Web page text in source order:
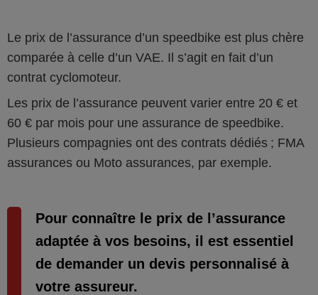
Le prix de l’assurance d’un speedbike est plus chère
comparée à celle d’un VAE. Il s’agit en fait d’un
contrat cyclomoteur.
Les prix de l’assurance peuvent varier entre 20 € et
60 € par mois pour une assurance de speedbike.
Plusieurs compagnies ont des contrats dédiés ; FMA
assurances ou Moto assurances, par exemple.
Pour connaître le prix de l’assurance
adaptée à vos besoins, il est essentiel
de demander un devis personnalisé à
votre assureur.